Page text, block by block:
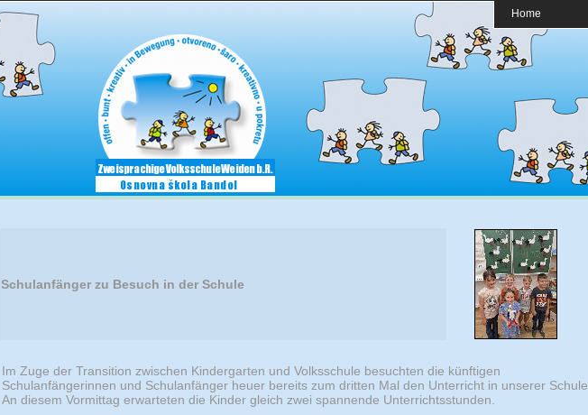
Home
Schulanfänger zu Besuch in der Schule
Im Zuge der Transition zwischen Kindergarten und Volksschule besuchten die künftigen
Schulanfängerinnen und Schulanfänger heuer bereits zum dritten Mal den Unterricht in unserer Schule.
An diesem Vormittag erwarteten die Kinder gleich zwei spannende Unterrichtsstunden.